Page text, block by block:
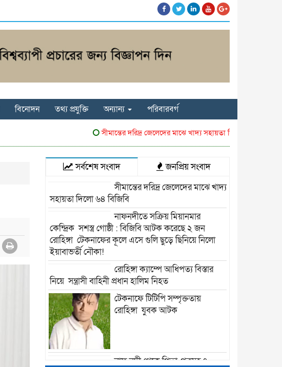
বিনোদন তথ্য প্রযুক্তি অন্যান্য পরিবারবর্গ
সীমান্তের দরিদ্র জেলেদের মাঝে খাদ্য সহায়তা দিলো ৬৪ বিজিবি
সর্বশেষ সংবাদ
জনপ্রিয় সংবাদ
সীমান্তের দরিদ্র জেলেদের মাঝে খাদ্য
সহায়তা দিলো ৬৪ বিজিবি
নাফনদীতে সক্রিয় মিয়ানমার
কেন্দ্রিক সশস্ত্র গোষ্ঠী : বিজিবি আটক করেছে ২ জন
রোহিঙ্গা টেকনাফের কূলে এসে গুলি ছুড়ে ছিনিয়ে নিলো
ইয়াবাভর্তী নৌকা!
রোহিঙ্গা ক্যাম্পে আধিপত্য বিস্তার
নিয়ে সন্ত্রাসী বাহিনী প্রধান হালিম নিহত
টেকনাফে টিটিপি সম্পৃক্ততায়
রোহিঙ্গা যুবক আটক
নাফ নদী থেকে পিতা-পুত্রসহ ৭